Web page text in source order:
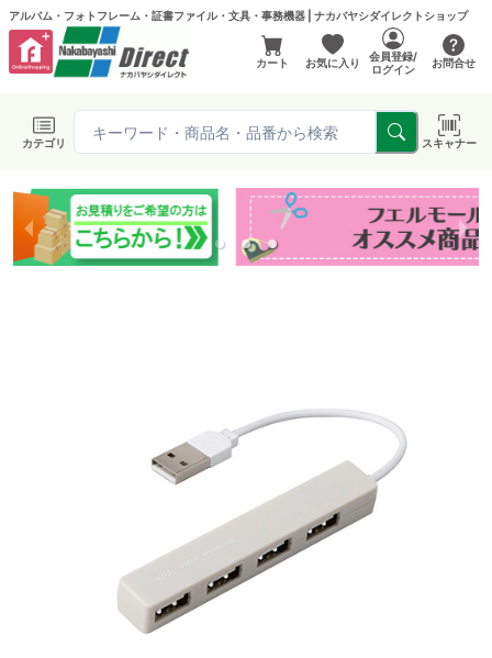
アルバム・フォトフレーム・証書ファイル・文具・事務機器 | ナカバヤシダイレクトショップ
カート お気に入り
会員登録/
ログイン
お問合せ
カテゴリ スキャナー